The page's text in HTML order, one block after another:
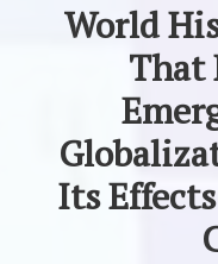
World
That
Its